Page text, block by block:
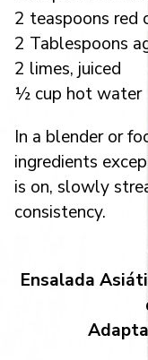
2 teaspoons red
2 Tablespoons
2 limes, juiced
½ cup hot water
In a blender or
ingredients
is on, slowly
consistency.
Ensalada